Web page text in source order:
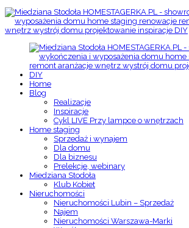
Home
Blog
Realizacje
Inspiracje
Cykl LIVE Przy lampce o wnętrzach
Home staging
Sprzedaż i wynajem
Dla domu
Dla biznesu
Prelekcje, webinary
Miedziana Stodoła
Klub Kobiet
Nieruchomości
Nieruchomości Lubin – Sprzedaż
Najem
Nieruchomości Warszawa-Marki